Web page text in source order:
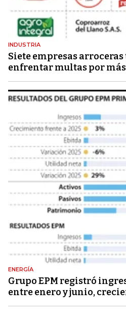
INDUSTRIA
Siete empresas
enfrentar multas por
ENERGÍA
Grupo EPM registró
entre enero y junio,